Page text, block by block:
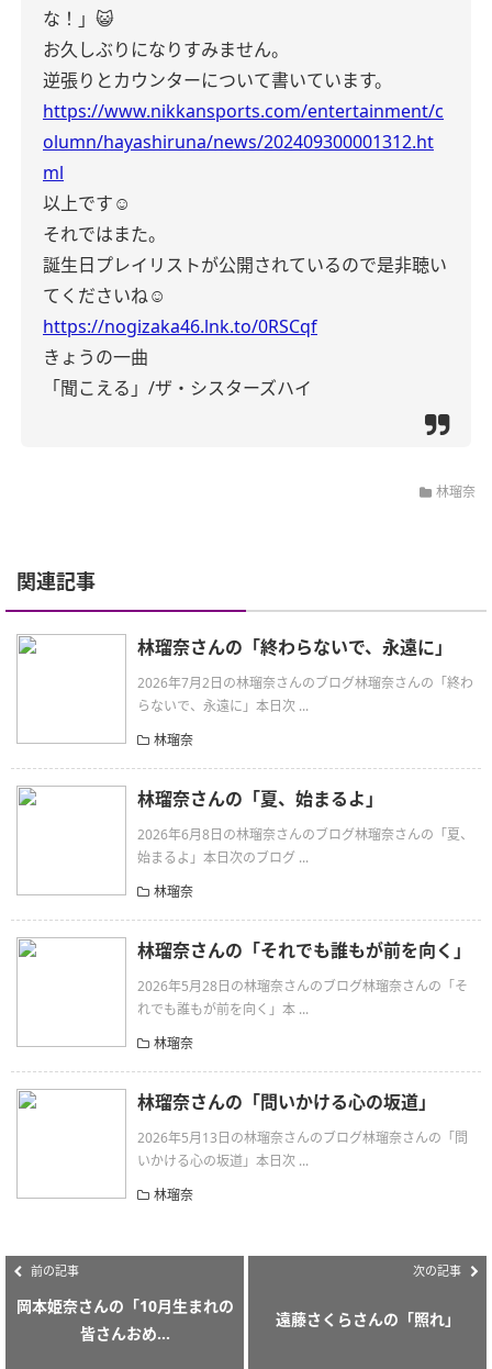
な！」😺
お久しぶりになりすみません。
逆張りとカウンターについて書いています。
https://www.nikkansports.com/entertainment/c
olumn/hayashiruna/news/202409300001312.ht
ml
以上です☺︎
それではまた。
誕生日プレイリストが公開されているので是非聴い
てくださいね☺︎
https://nogizaka46.lnk.to/0RSCqf
きょうの一曲
「聞こえる」/ザ・シスターズハイ
林瑠奈
関連記事
林瑠奈さんの「終わらないで、永遠に」
2026年7月2日の林瑠奈さんのブログ林瑠奈さんの「終わ
らないで、永遠に」本日次 ...
林瑠奈
林瑠奈さんの「夏、始まるよ」
2026年6月8日の林瑠奈さんのブログ林瑠奈さんの「夏、
始まるよ」本日次のブログ ...
林瑠奈
林瑠奈さんの「それでも誰もが前を向く」
2026年5月28日の林瑠奈さんのブログ林瑠奈さんの「そ
れでも誰もが前を向く」本 ...
林瑠奈
林瑠奈さんの「問いかける心の坂道」
2026年5月13日の林瑠奈さんのブログ林瑠奈さんの「問
いかける心の坂道」本日次 ...
林瑠奈
前の記事
岡本姫奈さんの「10月生まれの
皆さんおめ...
次の記事
遠藤さくらさんの「照れ」